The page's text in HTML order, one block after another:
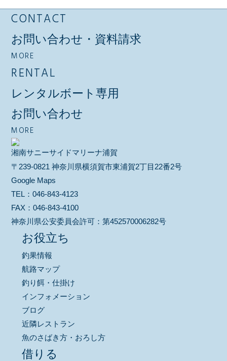
CONTACT
お問い合わせ・資料請求
MORE
RENTAL
レンタルボート専用
お問い合わせ
MORE
湘南サニーサイドマリーナ浦賀
〒239-0821 神奈川県横須賀市東浦賀2丁目22番2号
Google Maps
TEL：046-843-4123
FAX：046-843-4100
神奈川県公安委員会許可：第452570006282号
お役立ち
釣果情報
航路マップ
釣り餌・仕掛け
インフォメーション
ブログ
近隣レストラン
魚のさばき方・おろし方
借りる